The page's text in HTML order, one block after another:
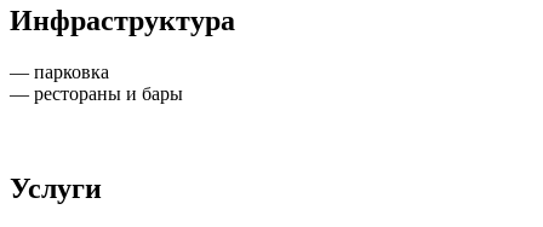
Инфраструктура
— парковка
— рестораны и бары
Услуги